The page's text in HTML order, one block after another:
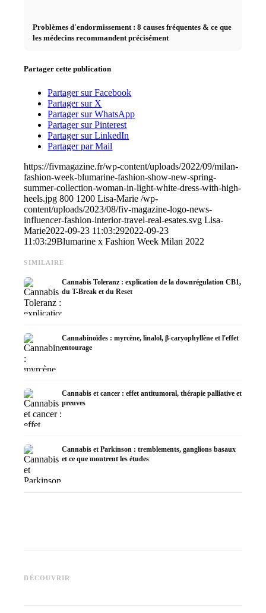
Problèmes d'endormissement : 8 causes fréquentes & ce que
les médecins recommandent précisément
Partager cette publication
Partager sur Facebook
Partager sur X
Partager sur WhatsApp
Partager sur Pinterest
Partager sur LinkedIn
Partager par Mail
https://fivmagazine.fr/wp-content/uploads/2022/09/milan-
fashion-week-blumarine-fashion-show-new-spring-
summer-collection-woman-in-light-white-dress-with-high-
heels.jpg 800 1200 Lisa-Marie /wp-
content/uploads/2023/08/fiv-magazine-logo-news-
influencer-fashion-interior-travel-real-esates.svg Lisa-
Marie2022-09-23 11:03:292022-09-23
11:03:29Blumarine x Fashion Week Milan 2022
SIMILAIRE
Cannabis Toleranz : explication de la downrégulation CB1,
du T-Break et du Reset
Cannabinoïdes : myrcène, linalol, β-caryophyllène et l'effet
entourage
Cannabis et cancer : effet antitumoral, thérapie palliative et
preuves
Cannabis et Parkinson : tremblements, ganglions basaux
et ce que montrent les études
DÉCOUVRIR
automédication et ce que
montrent les études